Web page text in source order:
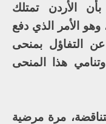
الأردن تمتلك
الأمر الذي دفع
عن التفاؤل بمنحى
وتنامي هذا المنحى
مرة مرضية